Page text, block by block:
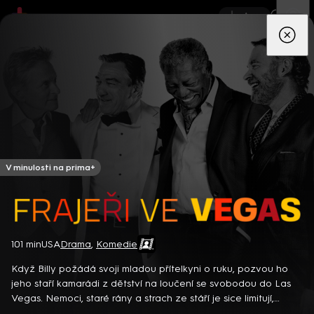
App
Zprávy Novinky Živě
V minulosti na prima+
Frajeři ve Vegas
101 minUSADrama, Komedie
Když Billy požádá svoji mladou přítelkyni o ruku, pozvou ho
jeho staří kamarádi z dětství na loučení se svobodou do Las
Vegas. Nemoci, staré rány a strach ze stáří je sice limitují,
Detektiv Karl Alberg přijíždí do přímořského městečka Gibsons,
bolestivém rozvodu. Společně se svým týmem odhaluje temná
tajemství, která narušují poklidnou atmosféru komunity a
současně se snaží zvládnout komplikovaný vztah s dospívající
8 epizod